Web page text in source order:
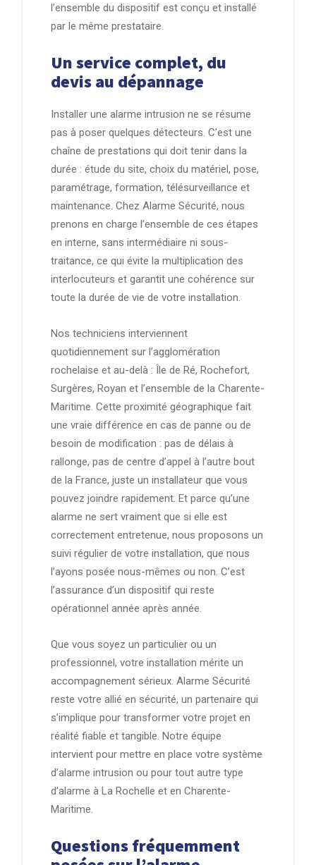
l’ensemble du dispositif est conçu et installé
par le même prestataire.
Un service complet, du
devis au dépannage
Installer une alarme intrusion ne se résume
pas à poser quelques détecteurs. C’est une
chaîne de prestations qui doit tenir dans la
durée : étude du site, choix du matériel, pose,
paramétrage, formation, télésurveillance et
maintenance. Chez Alarme Sécurité, nous
prenons en charge l’ensemble de ces étapes
en interne, sans intermédiaire ni sous-
traitance, ce qui évite la multiplication des
interlocuteurs et garantit une cohérence sur
toute la durée de vie de votre installation.
Nos techniciens interviennent
quotidiennement sur l’agglomération
rochelaise et au-delà : Île de Ré, Rochefort,
Surgères, Royan et l’ensemble de la Charente-
Maritime. Cette proximité géographique fait
une vraie différence en cas de panne ou de
besoin de modification : pas de délais à
rallonge, pas de centre d’appel à l’autre bout
de la France, juste un installateur que vous
pouvez joindre rapidement. Et parce qu’une
alarme ne sert vraiment que si elle est
correctement entretenue, nous proposons un
suivi régulier de votre installation, que nous
l’ayons posée nous-mêmes ou non. C’est
l’assurance d’un dispositif qui reste
opérationnel année après année.
Que vous soyez un particulier ou un
professionnel, votre installation mérite un
accompagnement sérieux. Alarme Sécurité
reste votre allié en sécurité, un partenaire qui
s’implique pour transformer votre projet en
réalité fiable et tangible. Notre équipe
intervient pour mettre en place votre système
d’alarme intrusion ou pour tout autre type
d’alarme à La Rochelle et en Charente-
Maritime.
Questions fréquemment